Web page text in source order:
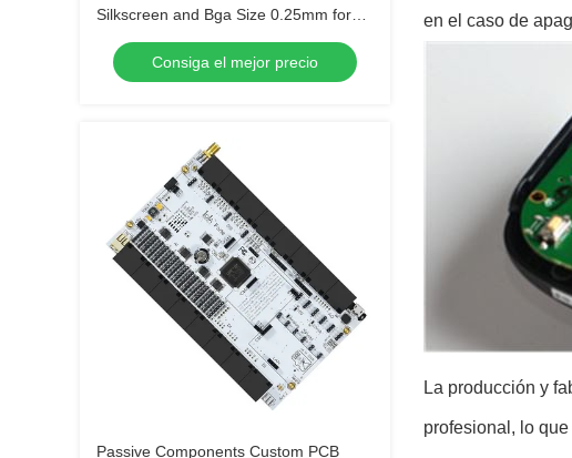
Silkscreen and Bga Size 0.25mm for
Extreme Temperature Range -40 C -85
Consiga el mejor precio
Passive Components Custom PCB
en el caso de
La producción y
profesional, lo